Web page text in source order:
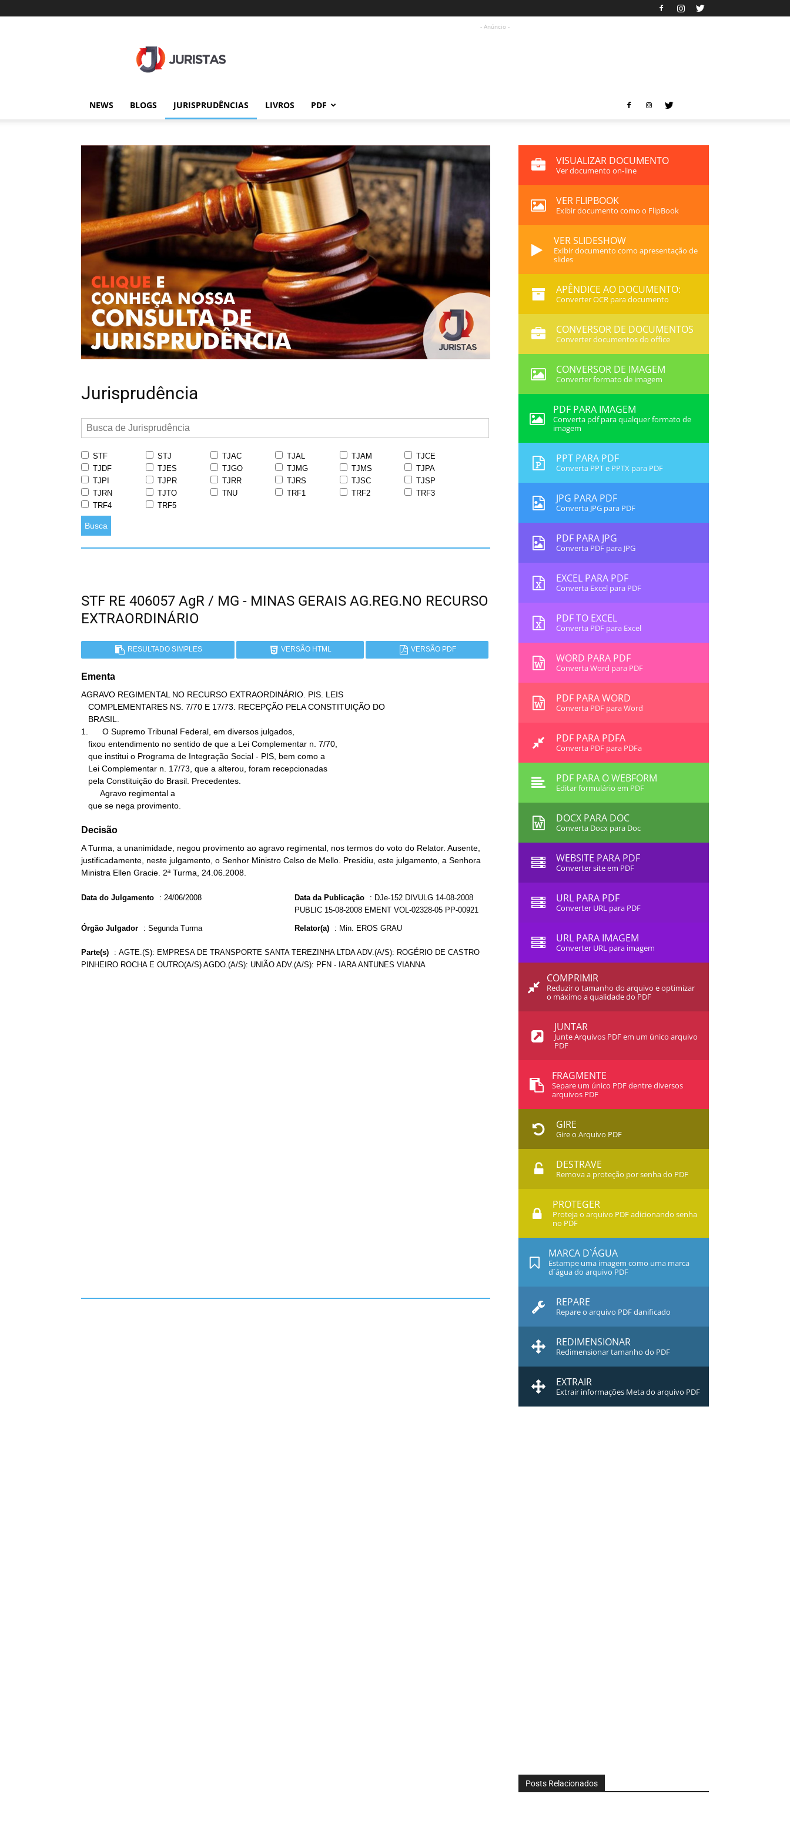
- Anúncio -
NEWS BLOGS JURISPRUDÊNCIAS LIVROS PDF
Jurisprudência
STF STJ TJAC TJAL TJAM
TJCE
TJDF
TJES TJGO TJMG TJMS
TJPA
TJPI
TJPR TJRR TJRS TJSC
TJSP
TJRN
TJTO TNU TRF1 TRF2
TRF3
TRF4
TRF5
Busca
STF RE 406057 AgR / MG - MINAS GERAIS AG.REG.NO RECURSO
EXTRAORDINÁRIO
RESULTADO SIMPLES VERSÃO HTML VERSÃO PDF
Ementa
AGRAVO REGIMENTAL NO RECURSO EXTRAORDINÁRIO. PIS. LEIS
1.      O Supremo Tribunal Federal, em diversos julgados,
   que se nega provimento.
Decisão
A Turma, a unanimidade, negou provimento ao agravo regimental, nos termos do voto do Relator. Ausente,
justificadamente, neste julgamento, o Senhor Ministro Celso de Mello. Presidiu, este julgamento, a Senhora
Ministra Ellen Gracie. 2ª Turma, 24.06.2008.
Data do Julgamento : 24/06/2008 Data da Publicação : DJe-152 DIVULG 14-08-2008
PUBLIC 15-08-2008 EMENT VOL-02328-05 PP-00921
Órgão Julgador : Segunda Turma Relator(a) : Min. EROS GRAU
Parte(s) : AGTE.(S): EMPRESA DE TRANSPORTE SANTA TEREZINHA LTDA ADV.(A/S): ROGÉRIO DE CASTRO
PINHEIRO ROCHA E OUTRO(A/S) AGDO.(A/S): UNIÃO ADV.(A/S): PFN - IARA ANTUNES VIANNA
VISUALIZAR DOCUMENTO
Ver documento on-line
VER FLIPBOOK
Exibir documento como o FlipBook
VER SLIDESHOW
Exibir documento como apresentação de
slides
APÊNDICE AO DOCUMENTO:
Converter OCR para documento
CONVERSOR DE DOCUMENTOS
Converter documentos do office
CONVERSOR DE IMAGEM
Converter formato de imagem
PDF PARA IMAGEM
Converta pdf para qualquer formato de
imagem
PPT PARA PDF
Converta PPT e PPTX para PDF
JPG PARA PDF
Converta JPG para PDF
PDF PARA JPG
Converta PDF para JPG
EXCEL PARA PDF
Converta Excel para PDF
PDF TO EXCEL
Converta PDF para Excel
WORD PARA PDF
Converta Word para PDF
PDF PARA WORD
Converta PDF para Word
PDF PARA PDFA
Converta PDF para PDFa
PDF PARA O WEBFORM
Editar formulário em PDF
DOCX PARA DOC
Converta Docx para Doc
WEBSITE PARA PDF
Converter site em PDF
URL PARA PDF
Converter URL para PDF
URL PARA IMAGEM
Converter URL para imagem
COMPRIMIR
Reduzir o tamanho do arquivo e optimizar
o máximo a qualidade do PDF
JUNTAR
Junte Arquivos PDF em um único arquivo
PDF
FRAGMENTE
Separe um único PDF dentre diversos
arquivos PDF
GIRE
Gire o Arquivo PDF
DESTRAVE
Remova a proteção por senha do PDF
PROTEGER
Proteja o arquivo PDF adicionando senha
no PDF
MARCA D`ÁGUA
Estampe uma imagem como uma marca
d`água do arquivo PDF
REPARE
Repare o arquivo PDF danificado
REDIMENSIONAR
Redimensionar tamanho do PDF
EXTRAIR
Extrair informações Meta do arquivo PDF
Posts Relacionados